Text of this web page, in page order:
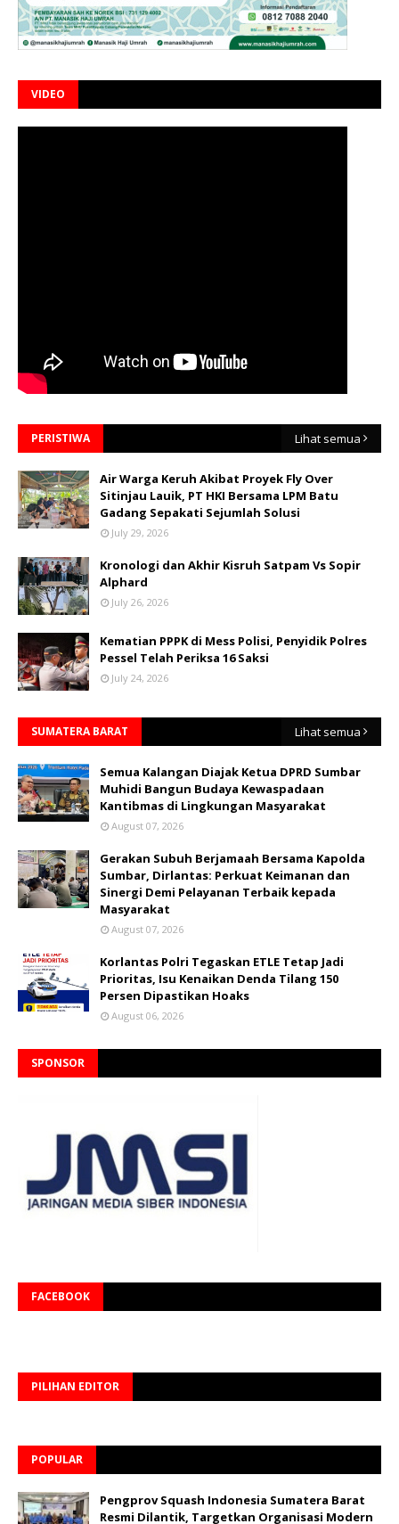
VIDEO
PERISTIWA Lihat semua
Air Warga Keruh Akibat Proyek Fly Over
Sitinjau Lauik, PT HKI Bersama LPM Batu
Gadang Sepakati Sejumlah Solusi
July 29, 2026
Kronologi dan Akhir Kisruh Satpam Vs Sopir
Alphard
July 26, 2026
Kematian PPPK di Mess Polisi, Penyidik Polres
Pessel Telah Periksa 16 Saksi
July 24, 2026
SUMATERA BARAT Lihat semua
Semua Kalangan Diajak Ketua DPRD Sumbar
Muhidi Bangun Budaya Kewaspadaan
Kantibmas di Lingkungan Masyarakat
August 07, 2026
Gerakan Subuh Berjamaah Bersama Kapolda
Sumbar, Dirlantas: Perkuat Keimanan dan
Sinergi Demi Pelayanan Terbaik kepada
Masyarakat
August 07, 2026
Korlantas Polri Tegaskan ETLE Tetap Jadi
Prioritas, Isu Kenaikan Denda Tilang 150
Persen Dipastikan Hoaks
August 06, 2026
SPONSOR
FACEBOOK
PILIHAN EDITOR
POPULAR
Pengprov Squash Indonesia Sumatera Barat
Resmi Dilantik, Targetkan Organisasi Modern